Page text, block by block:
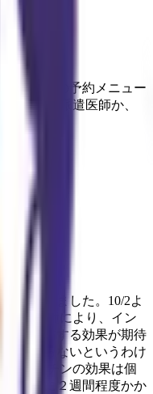
方向けの予約メニュー
からの派遣医師か、
開始しました。10/2よ
チン接種により、イン
を予防する効果が期待
かからないというわけ
ワクチンの効果は個
るまでに２週間程度かか